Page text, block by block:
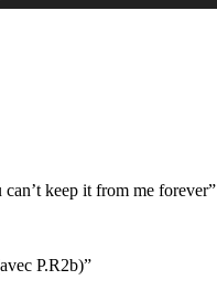
keep it from me forever”
P.R2b)”